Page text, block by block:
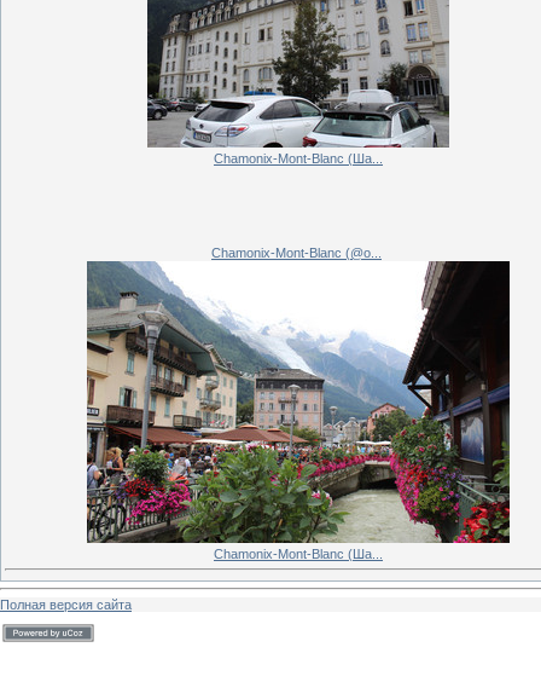
Chamonix-Mont-Blanc (Ша...
Chamonix-Mont-Blanc (@o...
Chamonix-Mont-Blanc (Ша...
Полная версия сайта